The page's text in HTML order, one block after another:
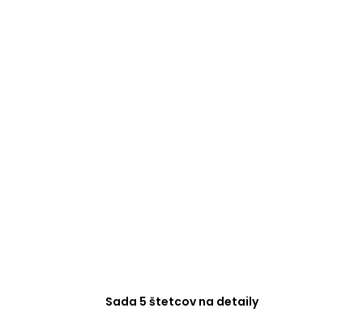
Sada 5 štetcov na detaily